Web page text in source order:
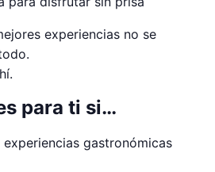
experiencias no se
para ti si…
gastronómicas